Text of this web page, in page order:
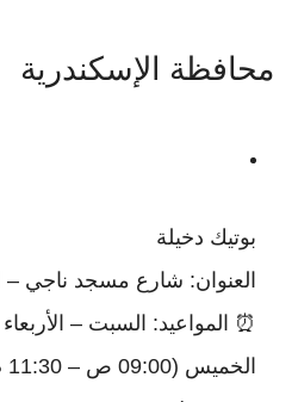
محافظة الإسكندرية
بوتيك دخيلة
العنوان: شارع مسجد ناجي –